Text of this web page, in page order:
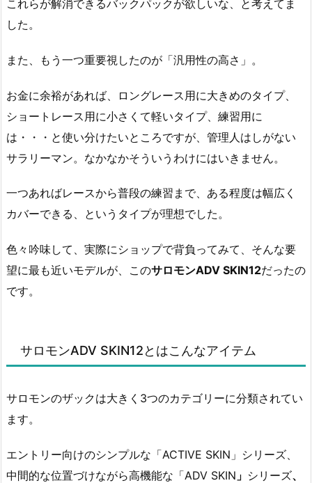
これらが解消できるバックパックが欲しいな、と考えてま
した。
また、もう一つ重要視したのが「汎用性の高さ」。
お金に余裕があれば、ロングレース用に大きめのタイプ、
ショートレース用に小さくて軽いタイプ、練習用に
は・・・と使い分けたいところですが、管理人はしがない
サラリーマン。なかなかそういうわけにはいきません。
一つあればレースから普段の練習まで、ある程度は幅広く
カバーできる、というタイプが理想でした。
色々吟味して、実際にショップで背負ってみて、そんな要
望に最も近いモデルが、このサロモンADV SKIN12だったの
です。
サロモンADV SKIN12とはこんなアイテム
サロモンのザックは大きく3つのカテゴリーに分類されてい
ます。
エントリー向けのシンプルな「ACTIVE SKIN」シリーズ、
中間的な位置づけながら高機能な「ADV SKIN 」 シリーズ、